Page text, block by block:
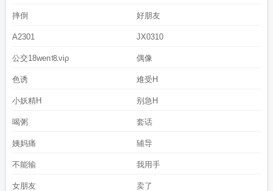
摔倒 好朋友
A2301 JX0310
公交18wen⒙νiρ 偶像
色诱 难受H
小妖精H 别急H
喝粥 套话
姨妈痛 辅导
不能输 我用手
女朋友 卖了